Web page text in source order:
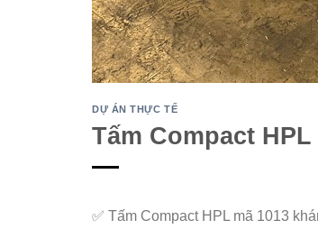
DỰ ÁN THỰC TẾ
Tấm Compact
✅ Tấm Compact HPL mã 1013